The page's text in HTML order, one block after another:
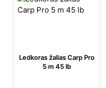
Ledkoras žalias Carp Pro
5 m 45 lb